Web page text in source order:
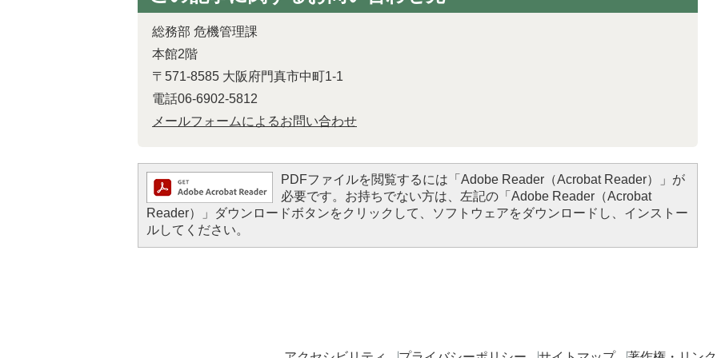
総務部 危機管理課
本館2階
〒571-8585 大阪府門真市中町1-1
電話06-6902-5812
メールフォームによるお問い合わせ
PDFファイルを閲覧するには「Adobe Reader（Acrobat Reader）」が
必要です。お持ちでない方は、左記の「Adobe Reader（Acrobat
Reader）」ダウンロードボタンをクリックして、ソフトウェアをダウンロードし、インストー
ルしてください。